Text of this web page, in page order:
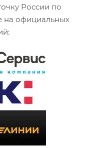
России по
на официальных